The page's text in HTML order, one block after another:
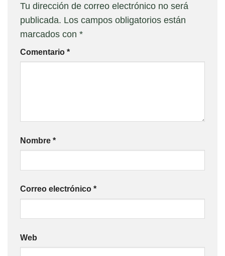
Tu dirección de correo electrónico no será
publicada. Los campos obligatorios están
marcados con *
Comentario *
Nombre *
Correo electrónico *
Web